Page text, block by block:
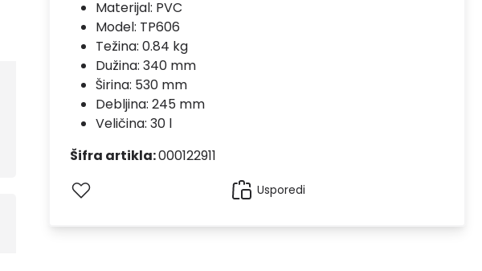
Materijal: PVC
Model: TP606
Težina: 0.84 kg
Dužina: 340 mm
Širina: 530 mm
Debljina: 245 mm
Veličina: 30 l
Šifra artikla:000122911
Usporedi